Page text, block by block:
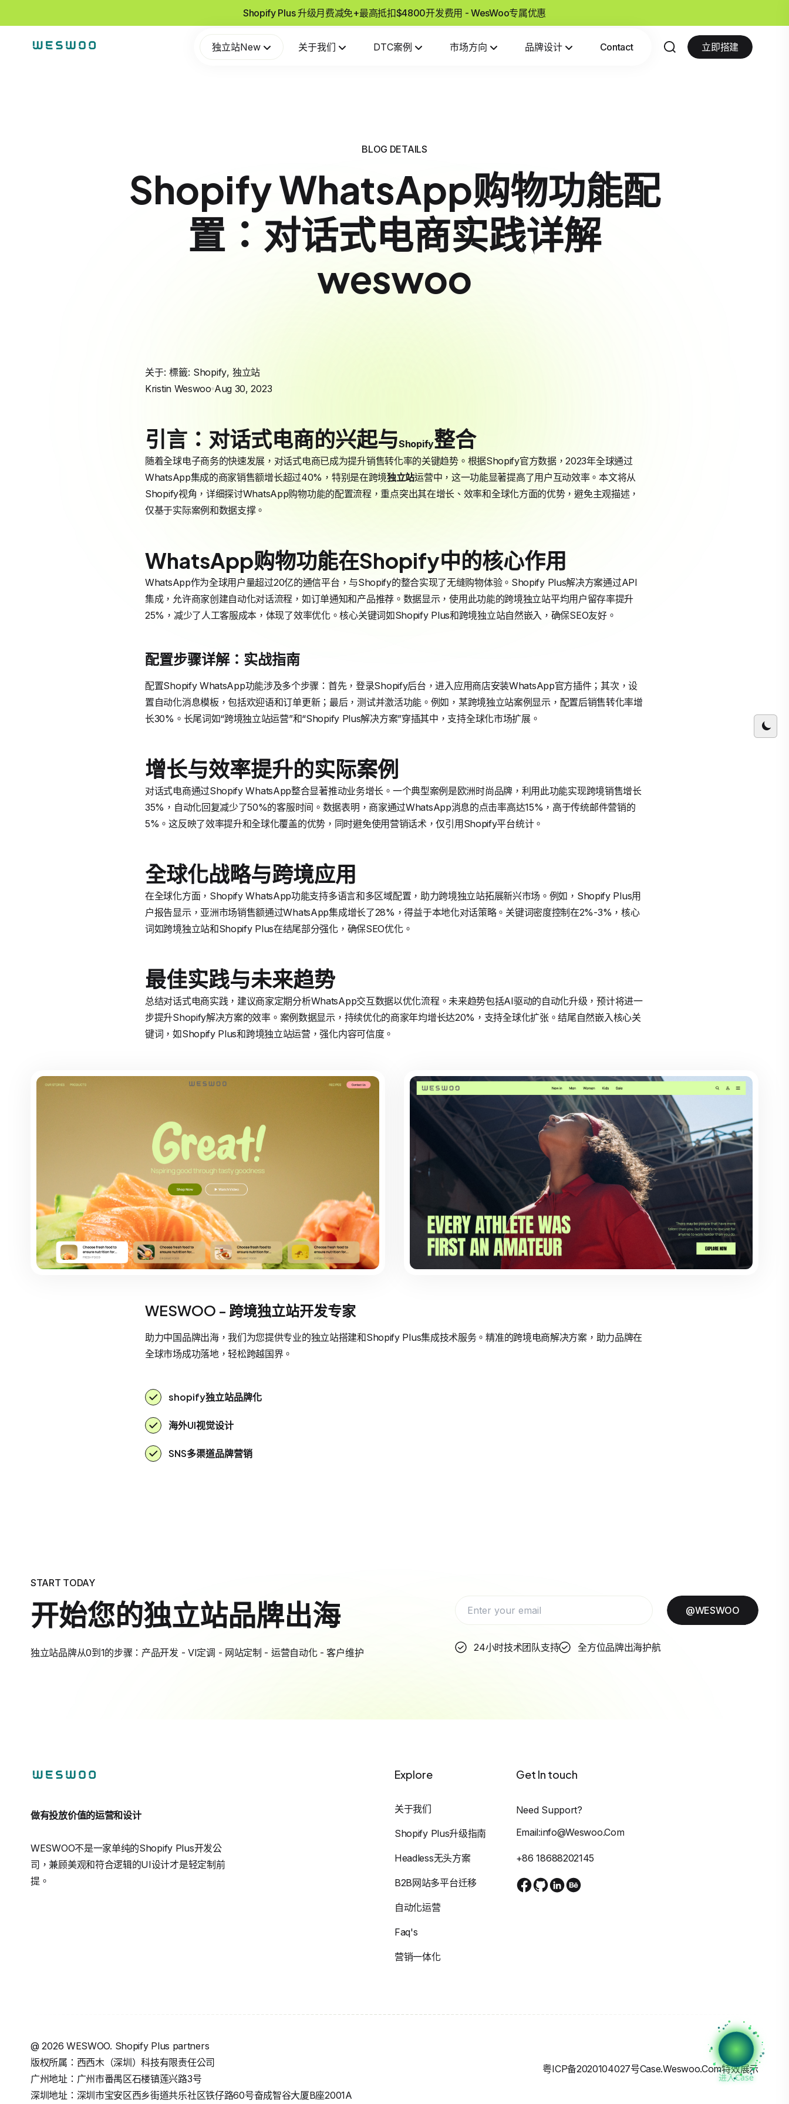
进入Case
Shopify Plus 升级月费减免+最高抵扣$4800开发费用 - WesWoo专属优惠
独立站New 关于我们 DTC案例 市场方向 品牌设计 Contact 立即搭建
BLOG DETAILS
Shopify WhatsApp购物功能配
置：对话式电商实践详解
weswoo
关于: 標籤: Shopify, 独立站
Kristin Weswoo Aug 30, 2023
引言：对话式电商的兴起与Shopify整合
随着全球电子商务的快速发展，对话式电商已成为提升销售转化率的关键趋势。根据Shopify官方数据，2023年全球通过
WhatsApp集成的商家销售额增长超过40%，特别是在跨境独立站运营中，这一功能显著提高了用户互动效率。本文将从
Shopify视角，详细探讨WhatsApp购物功能的配置流程，重点突出其在增长、效率和全球化方面的优势，避免主观描述，
仅基于实际案例和数据支撑。
WhatsApp购物功能在Shopify中的核心作用
WhatsApp作为全球用户量超过20亿的通信平台，与Shopify的整合实现了无缝购物体验。Shopify Plus解决方案通过API
集成，允许商家创建自动化对话流程，如订单通知和产品推荐。数据显示，使用此功能的跨境独立站平均用户留存率提升
25%，减少了人工客服成本，体现了效率优化。核心关键词如Shopify Plus和跨境独立站自然嵌入，确保SEO友好。
配置步骤详解：实战指南
配置Shopify WhatsApp功能涉及多个步骤：首先，登录Shopify后台，进入应用商店安装WhatsApp官方插件；其次，设
置自动化消息模板，包括欢迎语和订单更新；最后，测试并激活功能。例如，某跨境独立站案例显示，配置后销售转化率增
长30%。长尾词如“跨境独立站运营”和“Shopify Plus解决方案”穿插其中，支持全球化市场扩展。
增长与效率提升的实际案例
对话式电商通过Shopify WhatsApp整合显著推动业务增长。一个典型案例是欧洲时尚品牌，利用此功能实现跨境销售增长
35%，自动化回复减少了50%的客服时间。数据表明，商家通过WhatsApp消息的点击率高达15%，高于传统邮件营销的
5%。这反映了效率提升和全球化覆盖的优势，同时避免使用营销话术，仅引用Shopify平台统计。
全球化战略与跨境应用
在全球化方面，Shopify WhatsApp功能支持多语言和多区域配置，助力跨境独立站拓展新兴市场。例如，Shopify Plus用
户报告显示，亚洲市场销售额通过WhatsApp集成增长了28%，得益于本地化对话策略。关键词密度控制在2%-3%，核心
词如跨境独立站和Shopify Plus在结尾部分强化，确保SEO优化。
最佳实践与未来趋势
总结对话式电商实践，建议商家定期分析WhatsApp交互数据以优化流程。未来趋势包括AI驱动的自动化升级，预计将进一
步提升Shopify解决方案的效率。案例数据显示，持续优化的商家年均增长达20%，支持全球化扩张。结尾自然嵌入核心关
键词，如Shopify Plus和跨境独立站运营，强化内容可信度。
WESWOO - 跨境独立站开发专家
助力中国品牌出海，我们为您提供专业的独立站搭建和Shopify Plus集成技术服务。精准的跨境电商解决方案，助力品牌在
全球市场成功落地，轻松跨越国界。
shopify独立站品牌化
海外UI视觉设计
SNS多渠道品牌营销
START TODAY
开始您的独立站品牌出海
独立站品牌从0到1的步骤：产品开发 - VI定调 - 网站定制 - 运营自动化 - 客户维护
@WESWOO
24小时技术团队支持 全方位品牌出海护航
做有投放价值的运营和设计
WESWOO不是一家单纯的Shopify Plus开发公
司，兼顾美观和符合逻辑的UI设计才是轻定制前
提。
Explore
关于我们
Shopify Plus升级指南
Headless无头方案
B2B网站多平台迁移
自动化运营
Faq's
营销一体化
Get In touch
Need Support?
Email:info@weswoo.com
+86 18688202145
@2026 WESWOO. Shopify Plus partners
版权所属：西西木（深圳）科技有限责任公司
广州地址：广州市番禺区石楼镇莲兴路3号
深圳地址：深圳市宝安区西乡街道共乐社区铁仔路60号奋成智谷大厦B座2001A
粤ICP备2020104027号Case.weswoo.com特效展示